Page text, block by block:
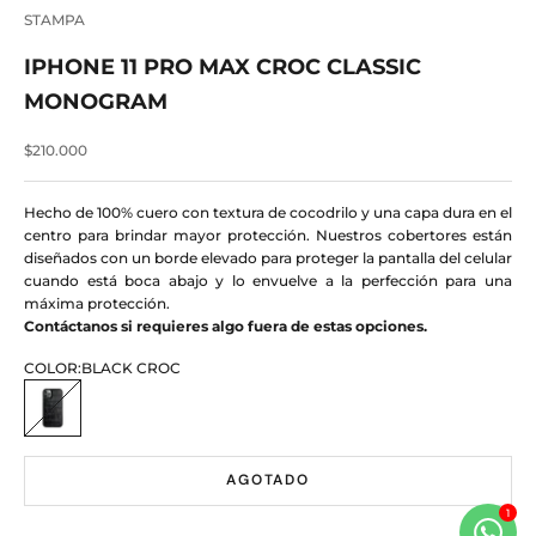
STAMPA
IPHONE 11 PRO MAX CROC CLASSIC
MONOGRAM
Precio de oferta
$210.000
Hecho de 100% cuero con textura de cocodrilo y una capa dura en el
centro para brindar mayor protección. Nuestros cobertores están
diseñados con un borde elevado para proteger la pantalla del celular
cuando está boca abajo y lo envuelve a la perfección para una
máxima protección.
Contáctanos si requieres algo fuera de estas opciones.
COLOR:BLACK CROC
BLACK CROC
AGOTADO